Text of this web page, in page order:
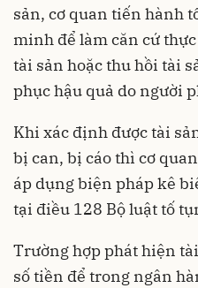
sản, cơ quan tiến hành
minh để làm căn cứ
tài sản hoặc thu hồi tài
phục hậu quả do người
Khi xác định được tài
bị can, bị cáo thì cơ
áp dụng biện pháp kê
tại điều 128 Bộ luật tố
Trường hợp phát hiện
số tiền để trong ngân